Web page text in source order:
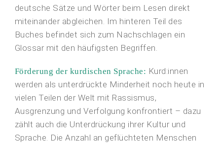
deutsche Sätze und Wörter beim Lesen direkt
miteinander abgleichen. Im hinteren Teil des
Buches befindet sich zum Nachschlagen ein
Glossar mit den häufigsten Begriffen.
Förderung der kurdischen Sprache: Kurd:innen
werden als unterdrückte Minderheit noch heute in
vielen Teilen der Welt mit Rassismus,
Ausgrenzung und Verfolgung konfrontiert – dazu
zählt auch die Unterdrückung ihrer Kultur und
Sprache. Die Anzahl an geflüchteten Menschen